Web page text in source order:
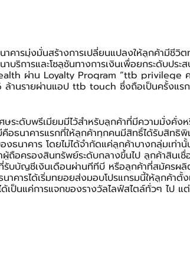
คารมุ่งมั่นสร้างการเปลี่ยนแปลงให้ลูกค้ามีชีวิต
ริการและโซลูชันทางการเงินเพื่อยกระดับประ
ผ่าน Loyalty Program “ttb privilege
านรายผ่านแอป ttb touch ซึ่งถือเป็นครั้งแร
ระดับพรีเมียมมีไว้สำหรับลูกค้าที่มีความมั่งคั่ง
อธนาคารแรกที่ให้ลูกค้าทุกคนมีสิทธิ์ได้รับสิทธิ
ธนาคาร โดยไม่ได้จำกัดแค่ลูกค้าบางกลุ่มเท่านั้
อครองสินทรัพย์ระดับกลางขึ้นไป ลูกค้าสินเชื่
ที่รับบัญชีเงินเดือนผ่านทีทีบี หรือลูกค้าที่สมัคร
ารได้เริ่มทยอยส่งมอบโปรแกรมนี้ให้ลูกค้าตั้
เป็นแค่การแจกของรางวัลไลฟ์สไตล์ทั่วๆ ไป แ